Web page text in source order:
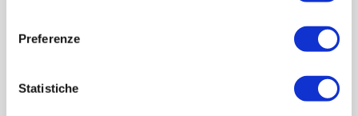
Preferenze
Statistiche